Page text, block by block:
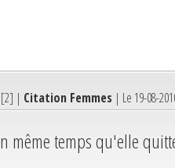
[2] | Citation Femmes | Le 19-08-
n même temps qu'elle